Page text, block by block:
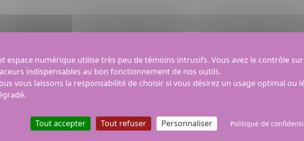
dictées et autres plaisirs
espace numérique utilise très peu de témoins intrusifs. Vous avez le contrôle
indispensables au bon fonctionnement de nos outils.
vous laissons la responsabilité de choisir si vous désirez un usage optimal ou
Tout accepter Tout refuser Personnaliser Politique de